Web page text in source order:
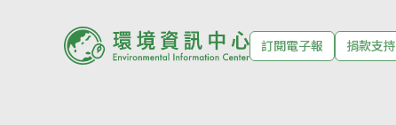
訂閱電子報 捐款支持